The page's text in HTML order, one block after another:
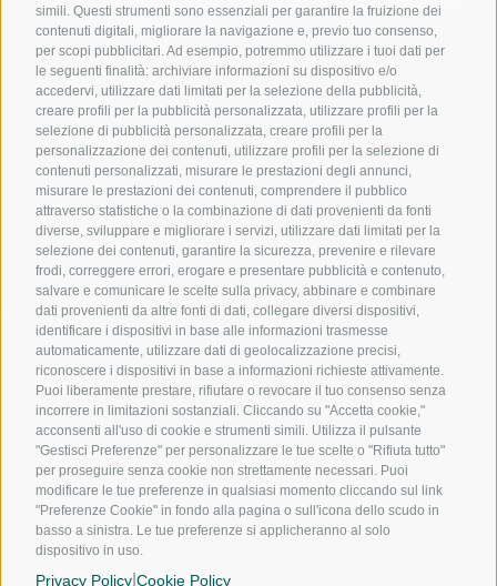
simili. Questi strumenti sono essenziali per garantire la fruizione dei
contenuti digitali, migliorare la navigazione e, previo tuo consenso,
per scopi pubblicitari. Ad esempio, potremmo utilizzare i tuoi dati per
le seguenti finalità: archiviare informazioni su dispositivo e/o
accedervi, utilizzare dati limitati per la selezione della pubblicità,
creare profili per la pubblicità personalizzata, utilizzare profili per la
selezione di pubblicità personalizzata, creare profili per la
personalizzazione dei contenuti, utilizzare profili per la selezione di
contenuti personalizzati, misurare le prestazioni degli annunci,
misurare le prestazioni dei contenuti, comprendere il pubblico
attraverso statistiche o la combinazione di dati provenienti da fonti
diverse, sviluppare e migliorare i servizi, utilizzare dati limitati per la
selezione dei contenuti, garantire la sicurezza, prevenire e rilevare
frodi, correggere errori, erogare e presentare pubblicità e contenuto,
salvare e comunicare le scelte sulla privacy, abbinare e combinare
dati provenienti da altre fonti di dati, collegare diversi dispositivi,
identificare i dispositivi in base alle informazioni trasmesse
automaticamente, utilizzare dati di geolocalizzazione precisi,
riconoscere i dispositivi in base a informazioni richieste attivamente.
Puoi liberamente prestare, rifiutare o revocare il tuo consenso senza
incorrere in limitazioni sostanziali. Cliccando su "Accetta cookie,"
acconsenti all'uso di cookie e strumenti simili. Utilizza il pulsante
"Gestisci Preferenze" per personalizzare le tue scelte o "Rifiuta tutto"
per proseguire senza cookie non strettamente necessari. Puoi
modificare le tue preferenze in qualsiasi momento cliccando sul link
"Preferenze Cookie" in fondo alla pagina o sull'icona dello scudo in
basso a sinistra. Le tue preferenze si applicheranno al solo
dispositivo in uso.
Privacy Policy Cookie Policy
800
944
550
391
1017
240
NOLEGGIO A LUNGO TERMINENOLEGGIO MENSILE
NOLEGGIO A BREVE TERMINE